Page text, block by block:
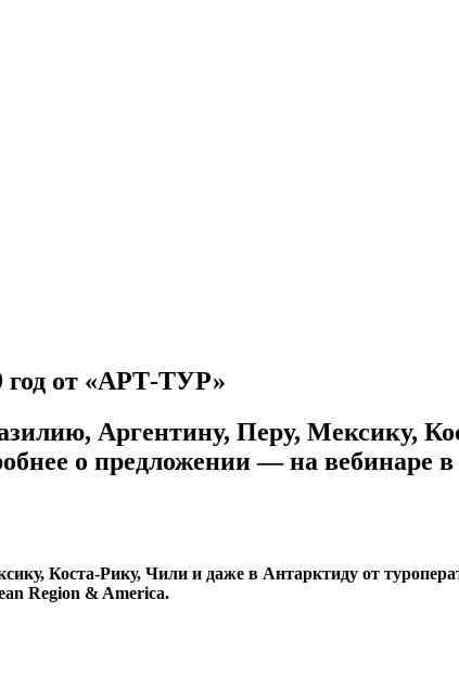
год от «АРТ-ТУР»
Аргентину, Перу, Мексику,
о предложении — на вебинаре
Коста-Рику, Чили и даже в Антарктиду от
Region & America.